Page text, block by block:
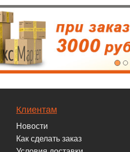
Клиентам
Новости
Как сделать заказ